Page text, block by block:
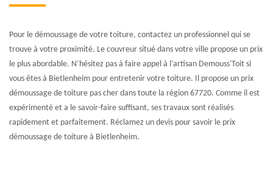
Pour le démoussage de votre toiture, contactez un professionnel qui se
trouve à votre proximité. Le couvreur situé dans votre ville propose un prix
le plus abordable. N’hésitez pas à faire appel à l’artisan Demouss'Toit si
vous êtes à Bietlenheim pour entretenir votre toiture. Il propose un prix
démoussage de toiture pas cher dans toute la région 67720. Comme il est
expérimenté et a le savoir-faire suffisant, ses travaux sont réalisés
rapidement et parfaitement. Réclamez un devis pour savoir le prix
démoussage de toiture à Bietlenheim.